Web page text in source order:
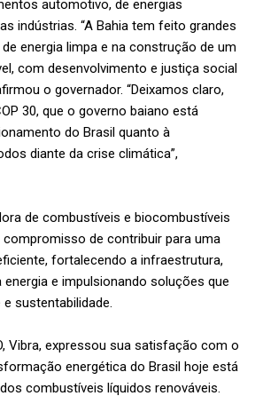
automotivo, de energias
indústrias. “A Bahia tem feito grandes
energia limpa e na construção de um
com desenvolvimento e justiça social
o governador. “Deixamos claro,
30, que o governo baiano está
do Brasil quanto à
diante da crise climática”,
de combustíveis e biocombustíveis
de contribuir para uma
fortalecendo a infraestrutura,
e impulsionando soluções que
sustentabilidade.
Vibra, expressou sua satisfação com o
energética do Brasil hoje está
combustíveis líquidos renováveis.